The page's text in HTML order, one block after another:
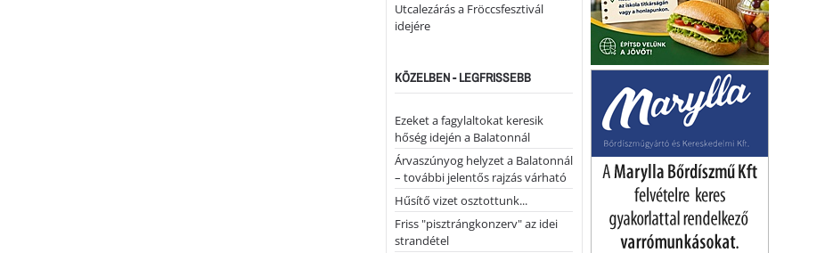
Utcalezárás a Fröccsfesztivál
idejére
KÖZELBEN - LEGFRISSEBB
Ezeket a fagylaltokat keresik
hőség idején a Balatonnál
Árvaszúnyog helyzet a Balatonnál
– további jelentős rajzás várható
Hűsítő vizet osztottunk...
Friss "pisztrángkonzerv" az idei
strandétel